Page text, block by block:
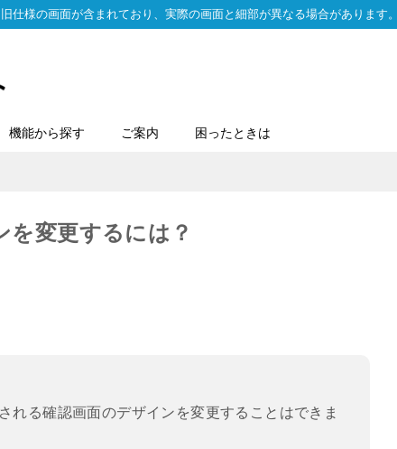
様の画面が含まれており、実際の画面と細部が異なる場合があります。
機能から探す ご案内 困ったときは
を変更するには？
れる確認画面のデザインを変更することはできま